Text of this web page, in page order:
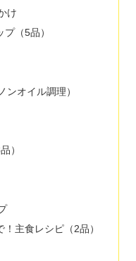
け
（5品）
ンオイル調理）
）
主食レシピ（2品）